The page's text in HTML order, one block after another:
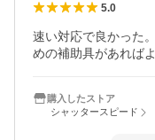
5.0
速い対応で良かった
めの補助具があれば
購入したストア
シャッタースピード